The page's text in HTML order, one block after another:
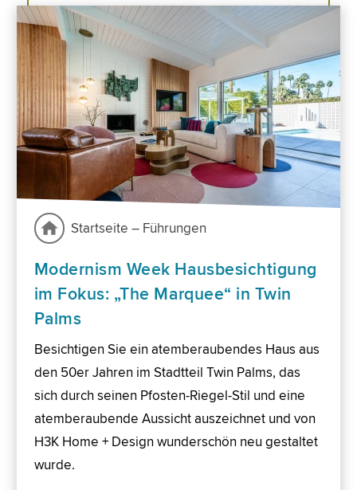
Startseite – Führungen
Modernism Week Hausbesichtigung
im Fokus: „The Marquee“ in Twin
Palms
Besichtigen Sie ein atemberaubendes Haus aus
den 50er Jahren im Stadtteil Twin Palms, das
sich durch seinen Pfosten-Riegel-Stil und eine
atemberaubende Aussicht auszeichnet und von
H3K Home + Design wunderschön neu gestaltet
wurde.